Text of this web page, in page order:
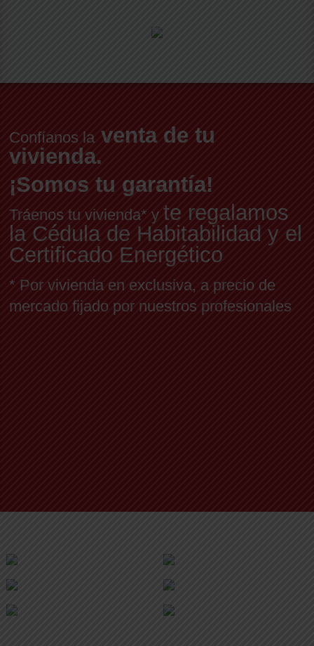
Confíanos la venta de tu
vivienda.
¡Somos tu garantía!
Tráenos tu vivienda* yte regalamos
la Cédula de Habitabilidad y el
Certificado Energético
* Por vivienda en exclusiva, a precio de
mercado fijado por nuestros profesionales